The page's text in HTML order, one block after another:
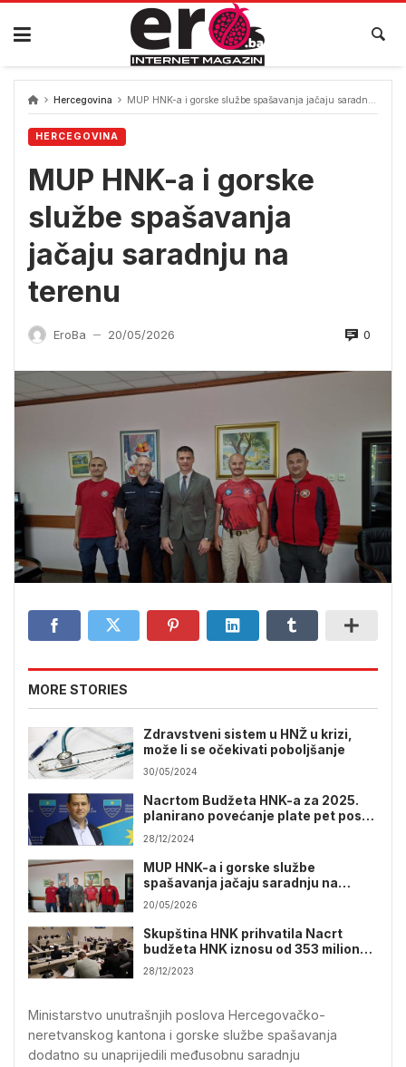
Skip
content
Hercegovina MUP HNK-a i gorske službe spašavanja jačaju saradnju na terenu
HERCEGOVINA
MUP HNK-a i gorske
službe spašavanja
jačaju saradnju na
terenu
EroBa — 20/05/2026 0
MORE STORIES
Zdravstveni sistem u HNŽ u krizi,
može li se očekivati poboljšanje
30/05/2024
Nacrtom Budžeta HNK-a za 2025.
planirano povećanje plate pet posto
svim budžetskim korisnicima
28/12/2024
MUP HNK-a i gorske službe
spašavanja jačaju saradnju na
terenu
20/05/2026
Skupština HNK prihvatila Nacrt
budžeta HNK iznosu od 353 miliona
KM
28/12/2023
Ministarstvo unutrašnjih poslova Hercegovačko-
neretvanskog kantona i gorske službe spašavanja
dodatno su unaprijedili međusobnu saradnju